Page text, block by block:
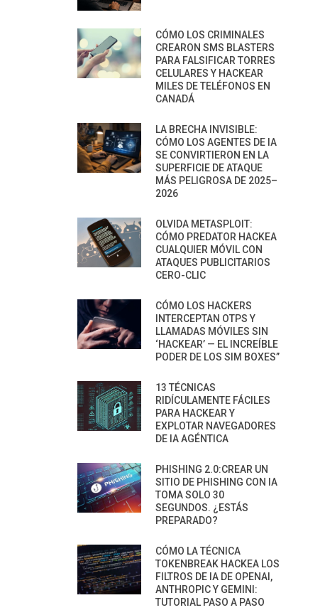
CÓMO LOS CRIMINALES
CREARON SMS BLASTERS
PARA FALSIFICAR TORRES
CELULARES Y HACKEAR
MILES DE TELÉFONOS EN
CANADÁ
LA BRECHA INVISIBLE:
CÓMO LOS AGENTES DE IA
SE CONVIRTIERON EN LA
SUPERFICIE DE ATAQUE
MÁS PELIGROSA DE 2025–
2026
OLVIDA METASPLOIT:
CÓMO PREDATOR HACKEA
CUALQUIER MÓVIL CON
ATAQUES PUBLICITARIOS
CERO-CLIC
CÓMO LOS HACKERS
INTERCEPTAN OTPS Y
LLAMADAS MÓVILES SIN
‘HACKEAR’ — EL INCREÍBLE
PODER DE LOS SIM BOXES”
13 TÉCNICAS
RIDÍCULAMENTE FÁCILES
PARA HACKEAR Y
EXPLOTAR NAVEGADORES
DE IA AGÉNTICA
PHISHING 2.0:CREAR UN
SITIO DE PHISHING CON IA
TOMA SOLO 30
SEGUNDOS. ¿ESTÁS
PREPARADO?
CÓMO LA TÉCNICA
TOKENBREAK HACKEA LOS
FILTROS DE IA DE OPENAI,
ANTHROPIC Y GEMINI:
TUTORIAL PASO A PASO